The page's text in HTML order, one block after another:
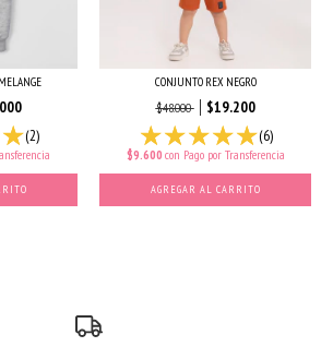
(2)
CONJUNTO REX NEGRO
$48.000
$19.200
(6)
$9.600 con Pago por Transferencia
AGREGAR AL CARRITO